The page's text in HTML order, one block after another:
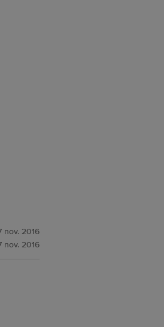
nov. 2016
nov. 2016